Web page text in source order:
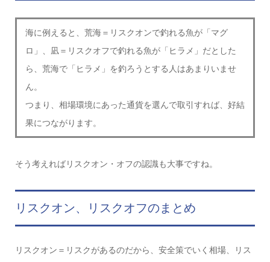
海に例えると、荒海＝リスクオンで釣れる魚が「マグ
ロ」、凪＝リスクオフで釣れる魚が「ヒラメ」だとした
ら、荒海で「ヒラメ」を釣ろうとする人はあまりいませ
ん。
つまり、相場環境にあった通貨を選んで取引すれば、好結
果につながります。
そう考えればリスクオン・オフの認識も大事ですね。
リスクオン、リスクオフのまとめ
リスクオン＝リスクがあるのだから、安全策でいく相場、リス